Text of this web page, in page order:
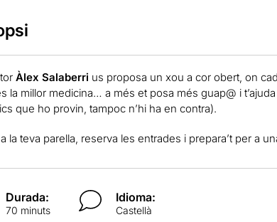
Àlex Salaberri us proposa un xou a cor obert, on
la millor medicina… a més et posa més guap@ i
que ho provin, tampoc n’hi ha en contra).
la teva parella, reserva les entrades i prepara’t per a
Durada:
70 minuts
Idioma:
Castellà